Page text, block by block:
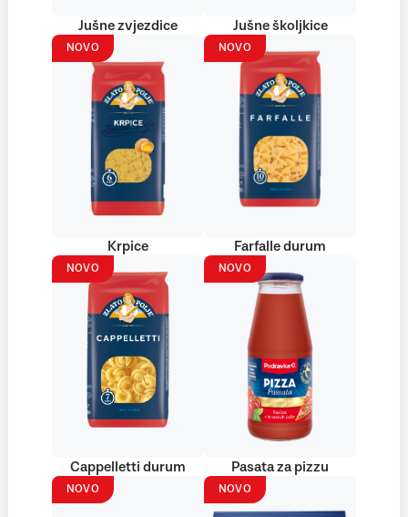
Jušne zvjezdice Jušne školjkice
NOVO
Krpice
NOVO
Farfalle durum
NOVO
Cappelletti durum
NOVO
Pasata za pizzu
NOVO NOVO